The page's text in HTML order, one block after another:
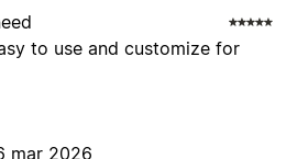
to use and customize for
mar 2026